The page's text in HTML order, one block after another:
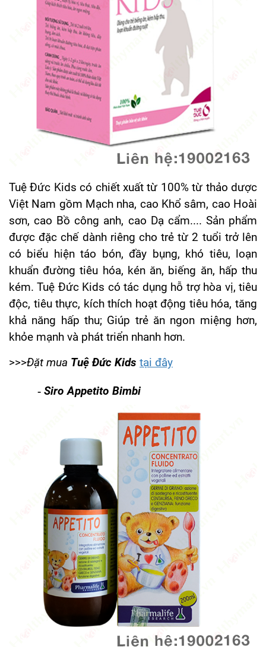
Tuệ Đức Kids có chiết xuất từ 100% từ thảo dược
Việt Nam gồm Mạch nha, cao Khổ sâm, cao Hoài
sơn, cao Bồ công anh, cao Dạ cẩm.... Sản phẩm
được đặc chế dành riêng cho trẻ từ 2 tuổi trở lên
có biểu hiện táo bón, đầy bụng, khó tiêu, loạn
khuẩn đường tiêu hóa, kén ăn, biếng ăn, hấp thu
kém. Tuệ Đức Kids có tác dụng hỗ trợ hòa vị, tiêu
độc, tiêu thực, kích thích hoạt động tiêu hóa, tăng
khả năng hấp thu; Giúp trẻ ăn ngon miệng hơn,
khỏe mạnh và phát triển nhanh hơn.
>>>Đặt mua Tuệ Đức Kids tại đây
- Siro Appetito Bimbi